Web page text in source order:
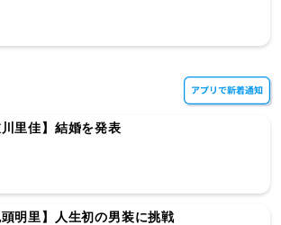
川里佳】結婚を発表
頭明里】人生初の男装に挑戦